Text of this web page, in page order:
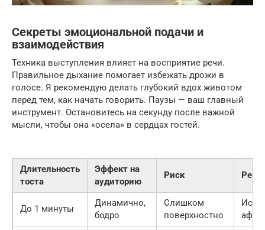
Секреты эмоциональной подачи и
взаимодействия
Техника выступления влияет на восприятие речи.
Правильное дыхание помогает избежать дрожи в
голосе. Я рекомендую делать глубокий вдох животом
перед тем, как начать говорить. Паузы — ваш главный
инструмент. Остановитесь на секунду после важной
мысли, чтобы она «осела» в сердцах гостей.
Длительность
тоста
Эффект на
аудиторию
Риск
До 1 минуты
Динамично,
бодро
Слишком
поверхностно